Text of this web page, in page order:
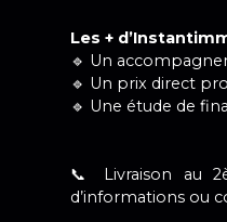
Les +
🔹 Un
🔹 Un prix direct
🔹 Une étude de
📞 Livraison au
d’informations ou